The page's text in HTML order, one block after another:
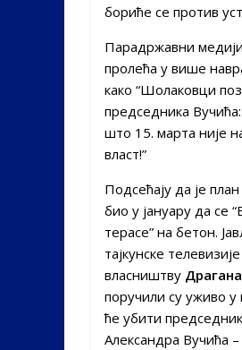
бориће се против
Парадржавни
пролећа у више
како “Шолаковци
председника
што 15. марта није
власт!”
Подсећају да је
био у јануару да се
терасе” на бетон.
тајкунске
власништву
поручили су уживо у
ће убити
Александра Вучића –